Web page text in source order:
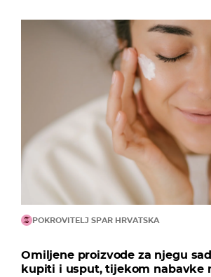
POKROVITELJ SPAR HRVATSKA
Omiljene proizvode za njegu
kupiti i usput, tijekom nabavke